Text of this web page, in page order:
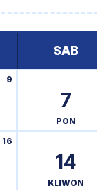
SAB
9
7
PON
16
14
KLIWON